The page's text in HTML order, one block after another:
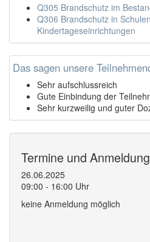
Q305 Brandschutz im
Q306 Brandschutz in
Kindertageseinrichtungen
Das sagen unsere
Sehr aufschlussreich
Gute Einbindung der
Sehr kurzweilig und guter
Termine und Anmeldung
26.06.2025
09:00 - 16:00 Uhr
keine Anmeldung möglich